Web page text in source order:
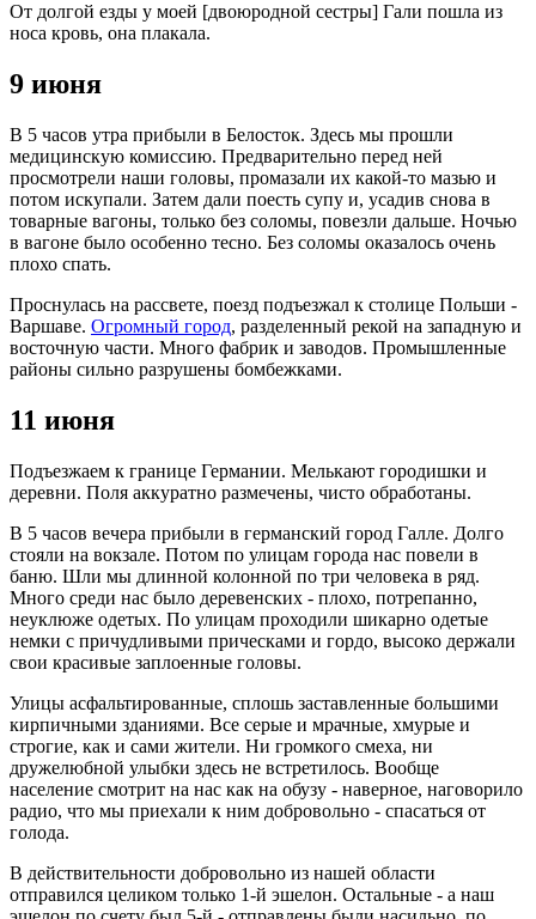
От долгой езды у моей [двоюродной сестры] Гали пошла из
носа кровь, она плакала.
9 июня
В 5 часов утра прибыли в Белосток. Здесь мы прошли
медицинскую комиссию. Предварительно перед ней
просмотрели наши головы, промазали их какой-то мазью и
потом искупали. Затем дали поесть супу и, усадив снова в
товарные вагоны, только без соломы, повезли дальше. Ночью
в вагоне было особенно тесно. Без соломы оказалось очень
плохо спать.
Проснулась на рассвете, поезд подъезжал к столице Польши -
Варшаве. Огромный город, разделенный рекой на западную и
восточную части. Много фабрик и заводов. Промышленные
районы сильно разрушены бомбежками.
11 июня
Подъезжаем к границе Германии. Мелькают городишки и
деревни. Поля аккуратно размечены, чисто обработаны.
В 5 часов вечера прибыли в германский город Галле. Долго
стояли на вокзале. Потом по улицам города нас повели в
баню. Шли мы длинной колонной по три человека в ряд.
Много среди нас было деревенских - плохо, потрепанно,
неуклюже одетых. По улицам проходили шикарно одетые
немки с причудливыми прическами и гордо, высоко держали
свои красивые заплоенные головы.
Улицы асфальтированные, сплошь заставленные большими
кирпичными зданиями. Все серые и мрачные, хмурые и
строгие, как и сами жители. Ни громкого смеха, ни
дружелюбной улыбки здесь не встретилось. Вообще
население смотрит на нас как на обузу - наверное, наговорило
радио, что мы приехали к ним добровольно - спасаться от
голода.
В действительности добровольно из нашей области
отправился целиком только 1-й эшелон. Остальные - а наш